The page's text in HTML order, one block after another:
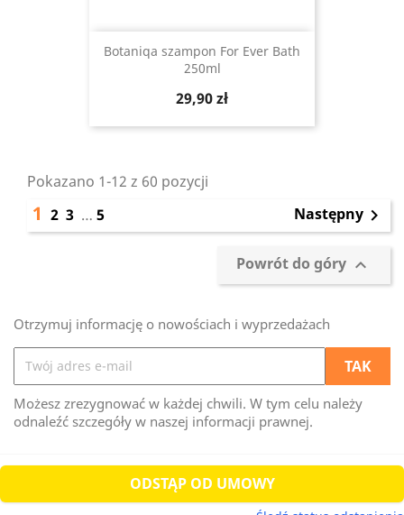
Botaniqa szampon For Ever Bath
250ml
Cena
29,90 zł
Pokazano 1-12 z 60 pozycji
1 2 3 … 5 Następny 
Powrót do góry 
Otrzymuj informację o nowościach i wyprzedażach
Możesz zrezygnować w każdej chwili. W tym celu należy
odnaleźć szczegóły w naszej informacji prawnej.
ODSTĄP OD UMOWY